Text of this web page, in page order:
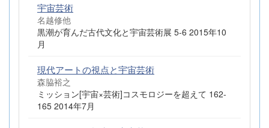
宇宙芸術
名越修他
黒潮が育んだ古代文化と宇宙芸術展 5-6 2015年10
月
現代アートの視点と宇宙芸術
森脇裕之
ミッション[宇宙×芸術]コスモロジーを超えて 162-
165 2014年7月